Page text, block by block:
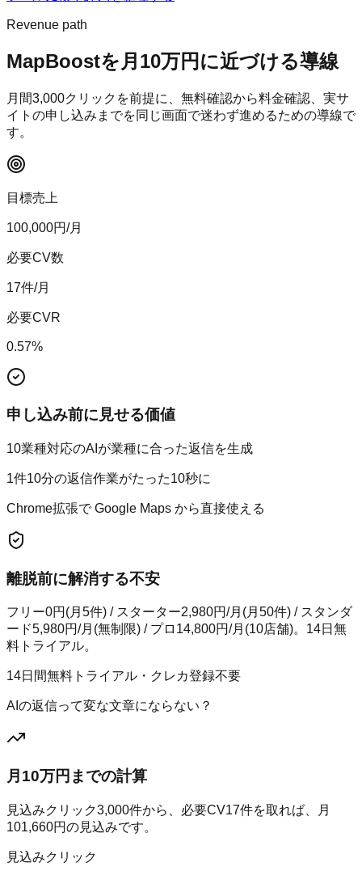
Revenue path
MapBoostを月10万円に近づける導線
月間3,000クリックを前提に、無料確認から料金確認、実サ
イトの申し込みまでを同じ画面で迷わず進めるための導線で
す。
目標売上
100,000円/月
必要CV数
17件/月
必要CVR
0.57%
申し込み前に見せる価値
10業種対応のAIが業種に合った返信を生成
1件10分の返信作業がたった10秒に
Chrome拡張で Google Maps から直接使える
離脱前に解消する不安
フリー0円(月5件) / スターター2,980円/月(月50件) / スタンダ
ード5,980円/月(無制限) / プロ14,800円/月(10店舗)。14日無
料トライアル。
14日間無料トライアル・クレカ登録不要
AIの返信って変な文章にならない？
月10万円までの計算
見込みクリック3,000件から、必要CV17件を取れば、月
101,660円の見込みです。
見込みクリック